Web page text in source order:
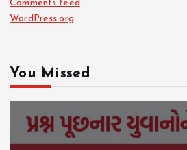
Comments feed
WordPress.org
You Missed